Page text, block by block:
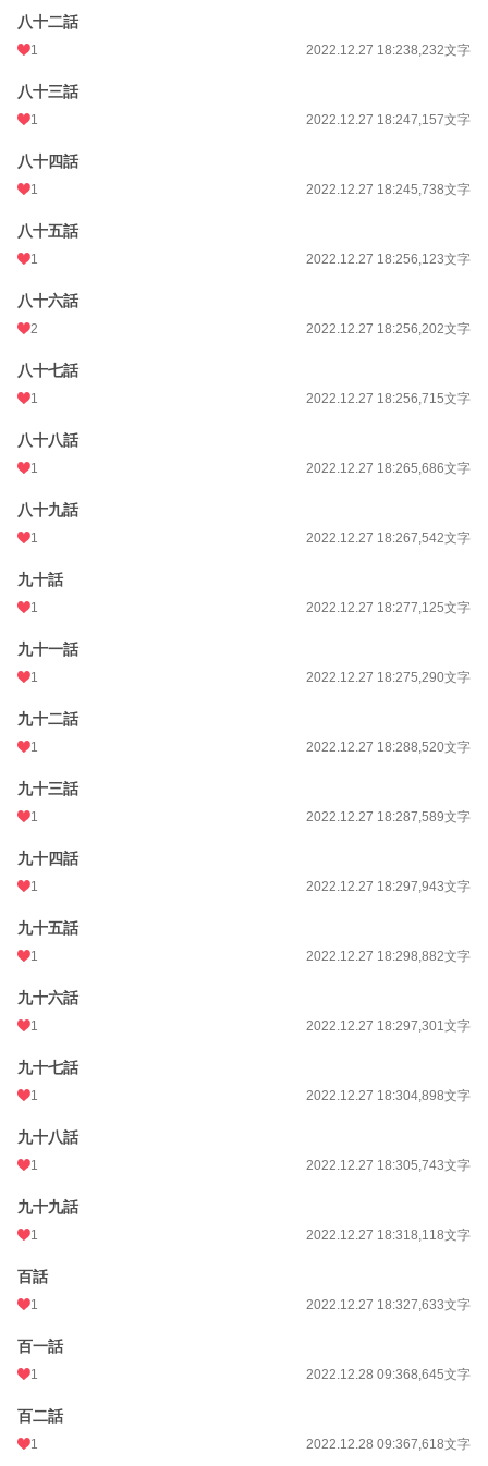
八十二話
1 2022.12.27 18:238,232文字
八十三話
1 2022.12.27 18:247,157文字
八十四話
1 2022.12.27 18:245,738文字
八十五話
1 2022.12.27 18:256,123文字
八十六話
2 2022.12.27 18:256,202文字
八十七話
1 2022.12.27 18:256,715文字
八十八話
1 2022.12.27 18:265,686文字
八十九話
1 2022.12.27 18:267,542文字
九十話
1 2022.12.27 18:277,125文字
九十一話
1 2022.12.27 18:275,290文字
九十二話
1 2022.12.27 18:288,520文字
九十三話
1 2022.12.27 18:287,589文字
九十四話
1 2022.12.27 18:297,943文字
九十五話
1 2022.12.27 18:298,882文字
九十六話
1 2022.12.27 18:297,301文字
九十七話
1 2022.12.27 18:304,898文字
九十八話
1 2022.12.27 18:305,743文字
九十九話
1 2022.12.27 18:318,118文字
百話
1 2022.12.27 18:327,633文字
百一話
1 2022.12.28 09:368,645文字
百二話
1 2022.12.28 09:367,618文字